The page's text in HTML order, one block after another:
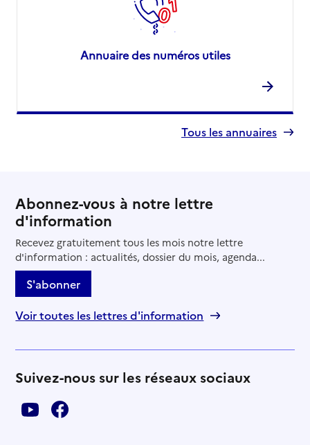
Annuaire des numéros utiles
Tous les annuaires
Abonnez-vous à notre lettre
d'information
Recevez gratuitement tous les mois notre lettre
d'information : actualités, dossier du mois, agenda...
S'abonner
Voir toutes les lettres d'information
Suivez-nous sur les réseaux sociaux